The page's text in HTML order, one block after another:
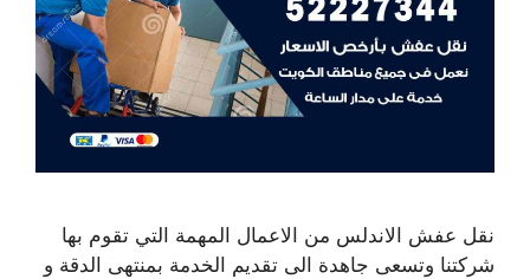
نقل عفش الاندلس من الاعمال المهمة التي تقوم بها
شركتنا وتسعى جاهدة الى تقديم الخدمة بمنتهى الدقة و